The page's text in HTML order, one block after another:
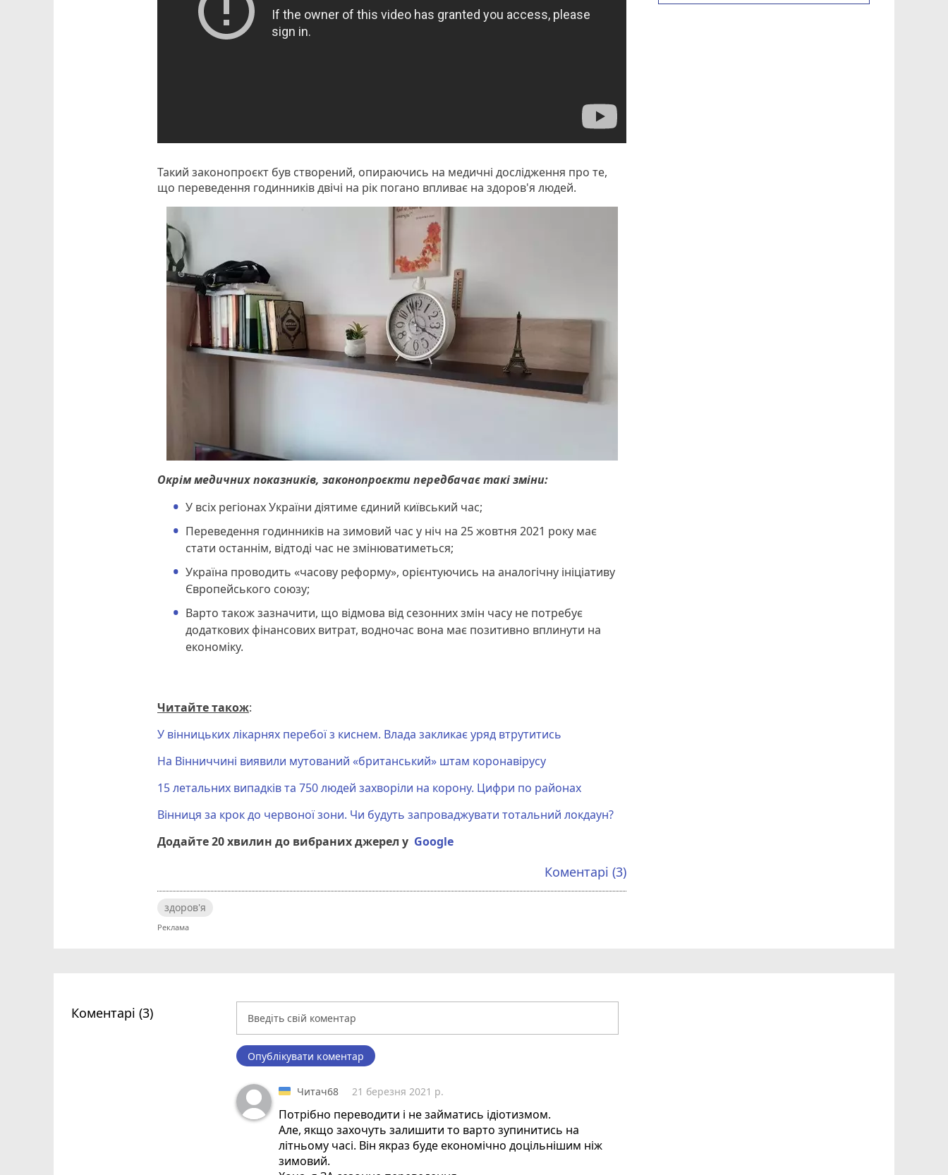
Такий законопроєкт був створений, опираючись на медичні дослідження про те,
що переведення годинників двічі на рік погано впливає на здоров'я людей.
Окрім медичних показників, законопроєкти передбачає такі зміни:
У всіх регіонах України діятиме єдиний київський час;
Переведення годинників на зимовий час у ніч на 25 жовтня 2021 року має
стати останнім, відтоді час не змінюватиметься;
Україна проводить «часову реформу», орієнтуючись на аналогічну ініціативу
Європейського союзу;
Варто також зазначити, що відмова від сезонних змін часу не потребує
додаткових фінансових витрат, водночас вона має позитивно вплинути на
економіку.
Читайте також:
У вінницьких лікарнях перебої з киснем. Влада закликає уряд втрутитись
На Вінниччині виявили мутований «британський» штам коронавірусу
15 летальних випадків та 750 людей захворіли на корону. Цифри по районах
Вінниця за крок до червоної зони. Чи будуть запроваджувати тотальний локдаун?
Додайте 20 хвилин до вибраних джерел у Google
Коментарі (3)
здоров'я
Коментарі (3)
Опублікувати коментар
Читач68 21 березня 2021 р.
Потрібно переводити і не займатись ідіотизмом.
Але, якщо захочуть залишити то варто зупинитись на
літньому часі. Він якраз буде економічно доцільнішим ніж
зимовий.